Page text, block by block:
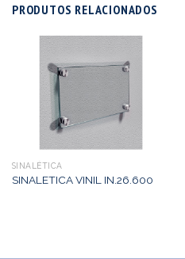
PRODUTOS RELACIONADOS
SINALÉTICA
SINALETICA VINIL IN.26.600